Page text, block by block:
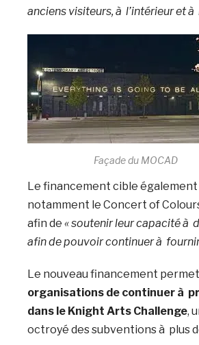
anciens visiteurs, à l’intérieur et à
Façade du MOCAD
Le financement cible
notamment le Concert of
afin de « soutenir leur capacité à
afin de pouvoir continuer à
Le nouveau financement
organisations de continuer à
dans le Knight Arts Challenge,
octroyé des subventions à plus